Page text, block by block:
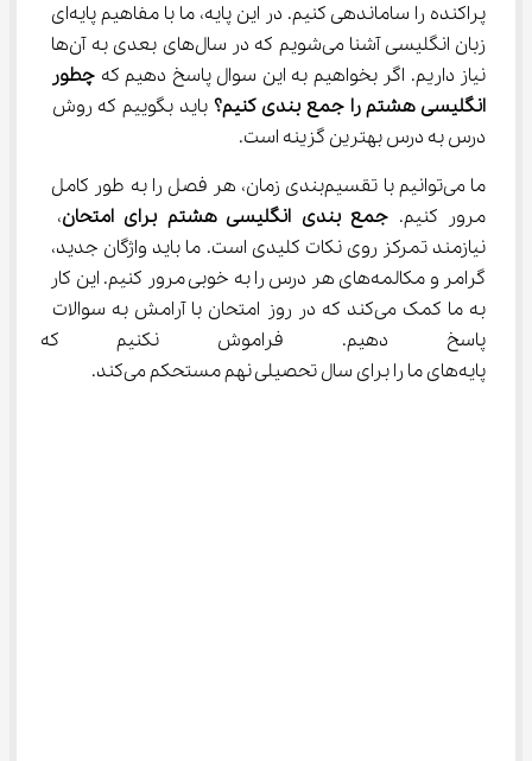
پراکنده را ساماندهی کنیم. در این پایه، ما با مفاهیم پایه‌ای
زبان انگلیسی آشنا می‌شویم که در سال‌های بعدی به آن‌ها
نیاز داریم. اگر بخواهیم به این سوال پاسخ دهیم که چطور
انگلیسی هشتم را جمع بندی کنیم؟ باید بگوییم که روش
درس به درس بهترین گزینه است.
ما می‌توانیم با تقسیم‌بندی زمان، هر فصل را به طور کامل
مرور کنیم. جمع بندی انگلیسی هشتم برای امتحان،
نیازمند تمرکز روی نکات کلیدی است. ما باید واژگان جدید،
گرامر و مکالمه‌های هر درس را به خوبی مرور کنیم. این کار
به ما کمک می‌کند که در روز امتحان با آرامش به سوالات
پاسخ دهیم. فراموش نکنیم
پایه‌های ما را برای سال تحصیلی نهم مستحکم می‌کند.